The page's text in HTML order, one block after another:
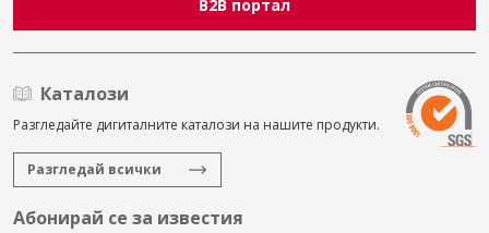
B2B портал
Каталози
Разгледайте дигиталните каталози на нашите продукти.
Разгледай всички
Абонирай се за известия